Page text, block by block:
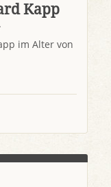
Kapp
im Alter von